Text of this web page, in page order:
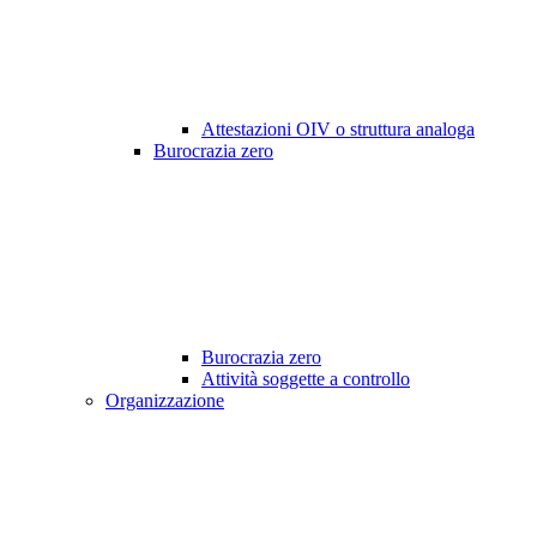
Attestazioni OIV o struttura analoga
Burocrazia zero
Burocrazia zero
Attività soggette a controllo
Organizzazione